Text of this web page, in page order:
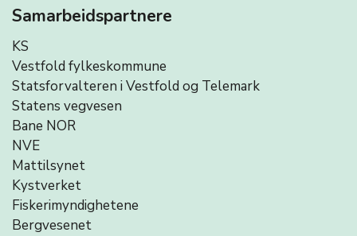
Samarbeidspartnere
KS
Vestfold fylkeskommune
Statsforvalteren i Vestfold og Telemark
Statens vegvesen
Bane NOR
NVE
Mattilsynet
Kystverket
Fiskerimyndighetene
Bergvesenet